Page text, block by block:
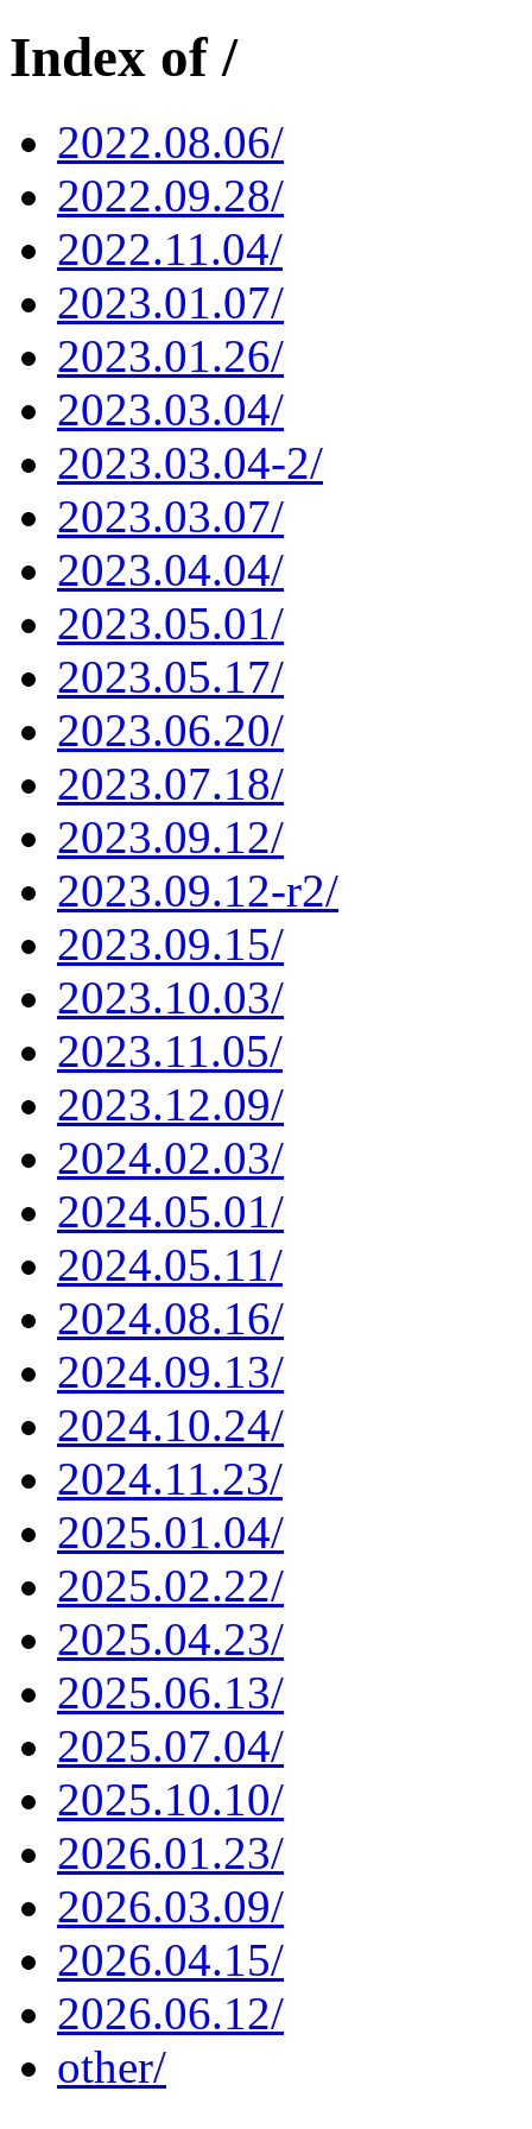
Index of /
2022.08.06/
2022.09.28/
2022.11.04/
2023.01.07/
2023.01.26/
2023.03.04/
2023.03.04-2/
2023.03.07/
2023.04.04/
2023.05.01/
2023.05.17/
2023.06.20/
2023.07.18/
2023.09.12/
2023.09.12-r2/
2023.09.15/
2023.10.03/
2023.11.05/
2023.12.09/
2024.02.03/
2024.05.01/
2024.05.11/
2024.08.16/
2024.09.13/
2024.10.24/
2024.11.23/
2025.01.04/
2025.02.22/
2025.04.23/
2025.06.13/
2025.07.04/
2025.10.10/
2026.01.23/
2026.03.09/
2026.04.15/
2026.06.12/
other/